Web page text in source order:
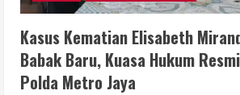
Kasus Kematian Elisabeth
Babak Baru, Kuasa Hukum
Polda Metro Jaya